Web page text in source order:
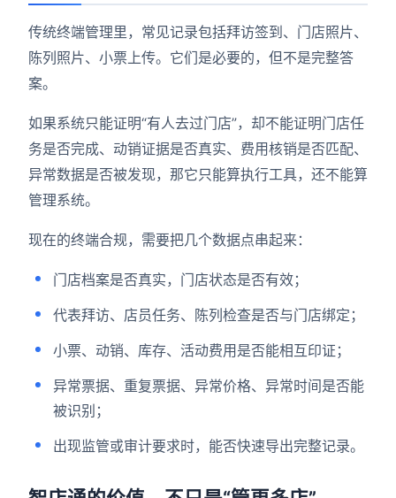
传统终端管理里，常见记录包括拜访签到、门店照片、
陈列照片、小票上传。它们是必要的，但不是完整答
案。
如果系统只能证明“有人去过门店”，却不能证明门店任
务是否完成、动销证据是否真实、费用核销是否匹配、
异常数据是否被发现，那它只能算执行工具，还不能算
管理系统。
现在的终端合规，需要把几个数据点串起来：
门店档案是否真实，门店状态是否有效；
代表拜访、店员任务、陈列检查是否与门店绑定；
小票、动销、库存、活动费用是否能相互印证；
异常票据、重复票据、异常价格、异常时间是否能
被识别；
出现监管或审计要求时，能否快速导出完整记录。